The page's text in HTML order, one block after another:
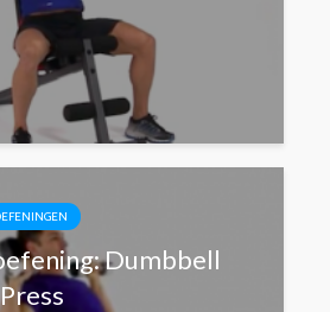
Dumbbell